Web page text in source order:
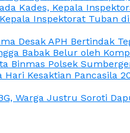
Kades, Kepala
Inspektorat Tuban
Desak APH Bertindak
Babak Belur oleh
Binmas Polsek
Kesaktian Pancasila
Warga Justru Soroti